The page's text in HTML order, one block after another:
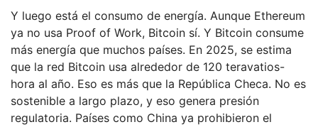
Y luego está el consumo de energía. Aunque Ethereum
ya no usa Proof of Work, Bitcoin sí. Y Bitcoin consume
más energía que muchos países. En 2025, se estima
que la red Bitcoin usa alrededor de 120 teravatios-
hora al año. Eso es más que la República Checa. No es
sostenible a largo plazo, y eso genera presión
regulatoria. Países como China ya prohibieron el